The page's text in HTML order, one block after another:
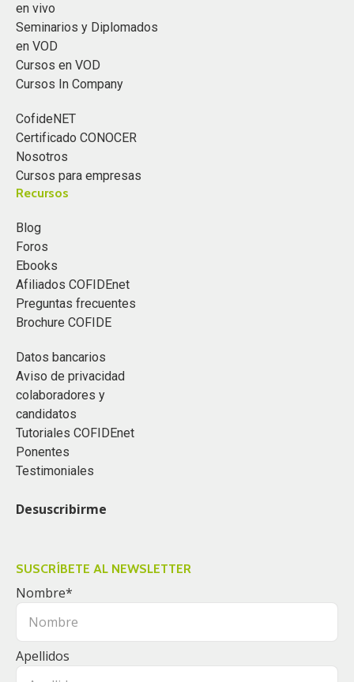
en vivo
Seminarios y Diplomados
en VOD
Cursos en VOD
Cursos In Company
CofideNET
Certificado CONOCER
Nosotros
Cursos para empresas
Recursos
Blog
Foros
Ebooks
Afiliados COFIDEnet
Preguntas frecuentes
Brochure COFIDE
Datos bancarios
Aviso de privacidad
colaboradores y
candidatos
Tutoriales COFIDEnet
Ponentes
Testimoniales
Desuscribirme
SUSCRÍBETE AL NEWSLETTER
Nombre*
Apellidos